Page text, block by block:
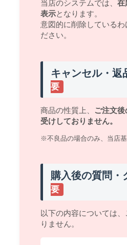
当店のシステムでは、 在
表示となります。
意図的に削除している
ださい。
キャンセル・返
要
商品の性質上、 ご注文
受けしておりません。
※不良品の場合のみ、当店
購入後の質問・
要
以下の内容については
りません。